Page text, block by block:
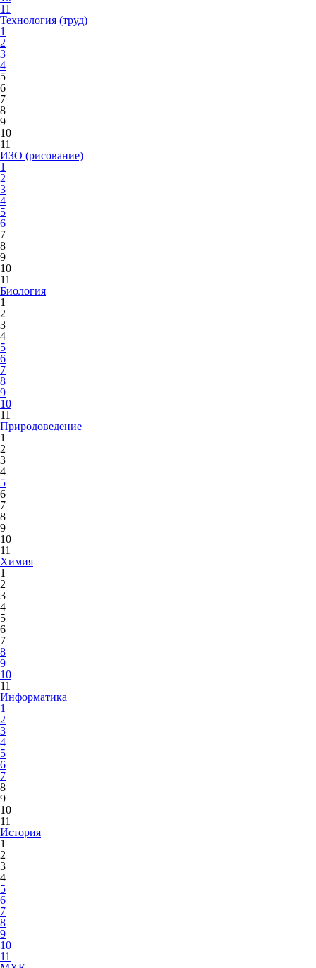
11
Технология (труд)
1
2
3
4
5
6
7
8
9
10
11
ИЗО (рисование)
1
2
3
4
5
6
7
8
9
10
11
Биология
1
2
3
4
5
6
7
8
9
10
11
Природоведение
1
2
3
4
5
6
7
8
9
10
11
Химия
1
2
3
4
5
6
7
8
9
10
11
Информатика
1
2
3
4
5
6
7
8
9
10
11
История
1
2
3
4
5
6
7
8
9
10
11